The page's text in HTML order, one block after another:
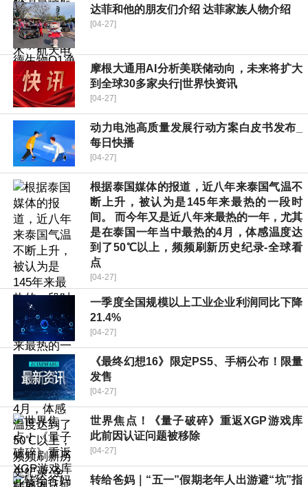
达菲和他的朋友们介绍 达菲家族人物介绍
[04-27]
摩根大通用AI分析美联储动向，未来将扩大
到全球30多家央行|世界快资讯
[04-27]
动力电池高质量发展行动方案白皮书发布_
每日快播
[04-27]
根据泰国媒体的报道，近八年来泰国气温不
断上升，被认为是145年来最热的一段时
间。 而今年又是近八年来最热的一年，尤其
是在泰国一年当中最热的4月，体感温度达
到了50℃以上，频频刷新历史纪录-全球看
点
[04-27]
一季度全国规模以上工业企业利润同比下降
21.4%
[04-27]
《最终幻想16》限定PS5、手柄公布！限量
发售
[04-27]
世界焦点！《量子破碎》重返XGP游戏库
此前因认证问题被移除
[04-27]
转给爸妈｜“五一”假期老年人出游避“坑”指